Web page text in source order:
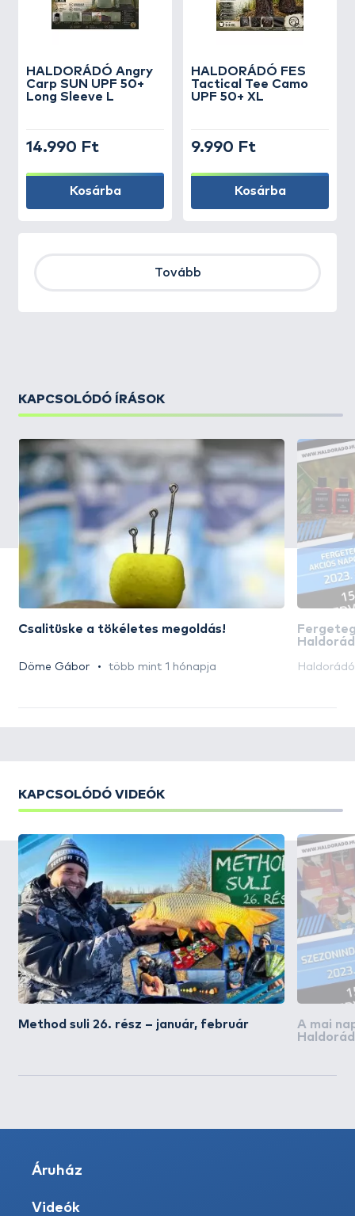
HALDORÁDÓ Angry
Carp SUN UPF 50+
Long Sleeve L
14.990 Ft
Kosárba
HALDORÁDÓ FES
Tactical Tee Camo
UPF 50+ XL
9.990 Ft
Kosárba
Tovább
KAPCSOLÓDÓ ÍRÁSOK
Csalitüske a tökéletes megoldás!
Döme Gábor több mint 1 hónapja
KAPCSOLÓDÓ VIDEÓK
Method suli 26. rész – január, február
A mai
Áruház
Videók